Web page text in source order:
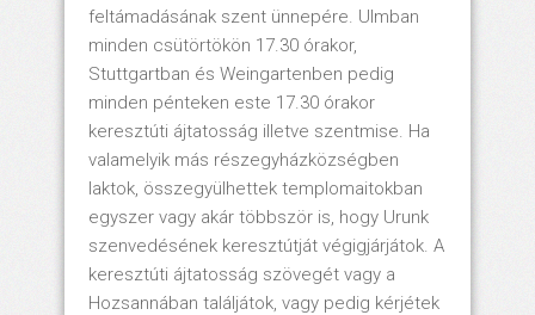
feltámadásának szent ünnepére. Ulmban
minden csütörtökön 17.30 órakor,
Stuttgartban és Weingartenben pedig
minden pénteken este 17.30 órakor
keresztúti ájtatosság illetve szentmise. Ha
valamelyik más részegyházközségben
laktok, összegyülhettek templomaitokban
egyszer vagy akár többször is, hogy Urunk
szenvedésének keresztútját végigjárjátok. A
keresztúti ájtatosság szövegét vagy a
Hozsannában találjátok, vagy pedig kérjétek